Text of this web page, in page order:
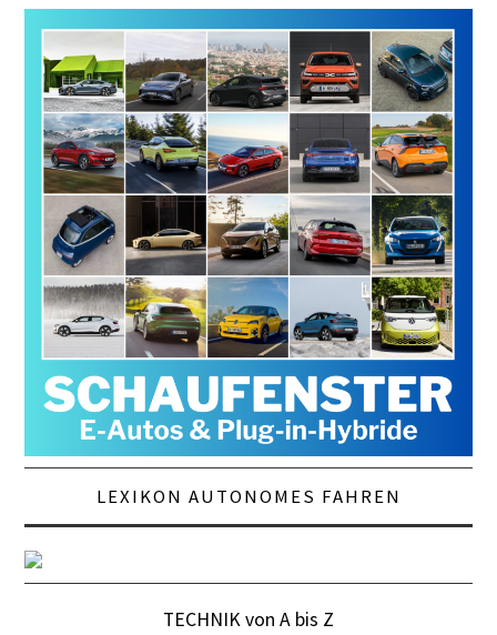
LEXIKON AUTONOMES FAHREN
TECHNIK von A bis Z